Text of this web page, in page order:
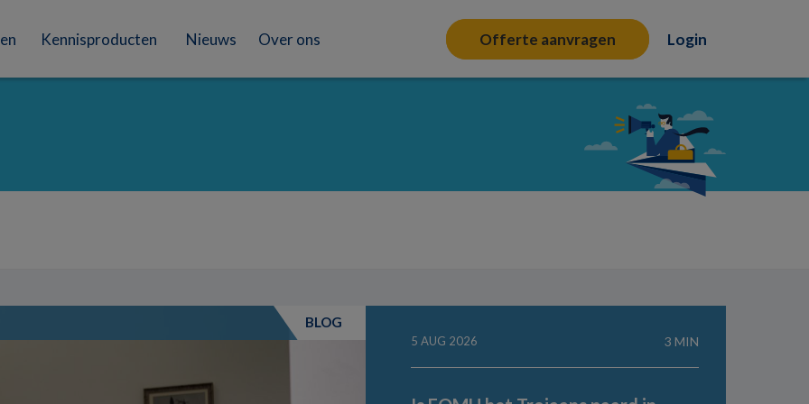
Kennisproducten Nieuws Over ons Offerte aanvragen Login
BLOG
5 AUG 2026 3 MIN